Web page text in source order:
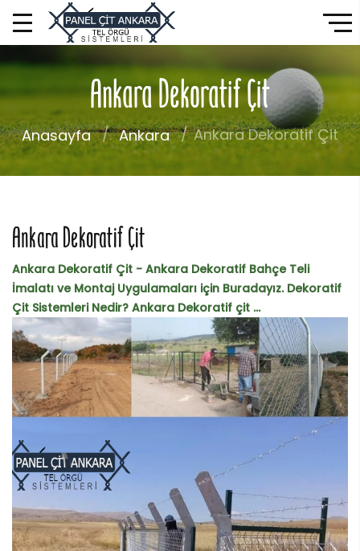
Ankara Dekoratif Çit
Anasayfa Ankara Ankara Dekoratif Çit
Ankara Dekoratif Çit
Ankara Dekoratif Çit - Ankara Dekoratif Bahçe Teli
İmalatı ve Montaj Uygulamaları için Buradayız. Dekoratif
Çit Sistemleri Nedir? Ankara Dekoratif çit ...